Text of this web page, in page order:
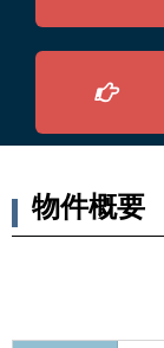
物件概要